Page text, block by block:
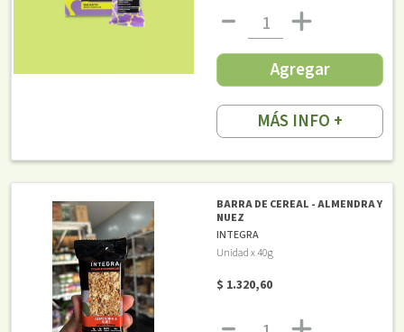
Agregar
MÁS INFO +
BARRA DE CEREAL - ALMENDRA Y
NUEZ
INTEGRA
Unidad x 40g
$ 1.320,60